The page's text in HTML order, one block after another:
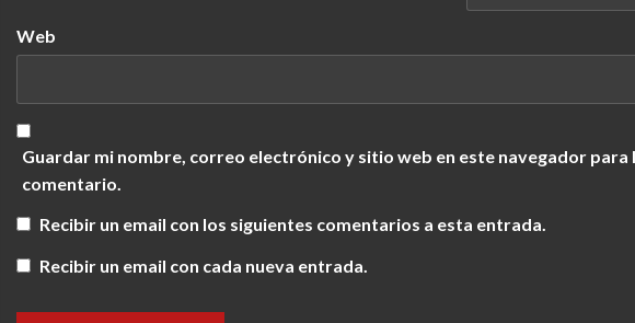
Web
Guardar mi nombre, correo electrónico y sitio web en este navegador para
comentario.
Recibir un email con los siguientes comentarios a esta entrada.
Recibir un email con cada nueva entrada.